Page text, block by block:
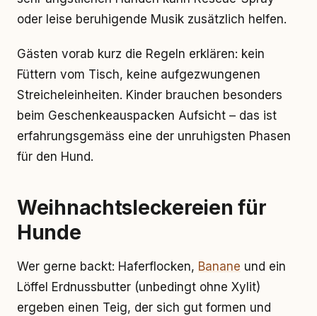
oder leise beruhigende Musik zusätzlich helfen.
Gästen vorab kurz die Regeln erklären: kein
Füttern vom Tisch, keine aufgezwungenen
Streicheleinheiten. Kinder brauchen besonders
beim Geschenkeauspacken Aufsicht – das ist
erfahrungsgemäss eine der unruhigsten Phasen
für den Hund.
Weihnachtsleckereien für
Hunde
Wer gerne backt: Haferflocken, Banane und ein
Löffel Erdnussbutter (unbedingt ohne Xylit)
ergeben einen Teig, der sich gut formen und